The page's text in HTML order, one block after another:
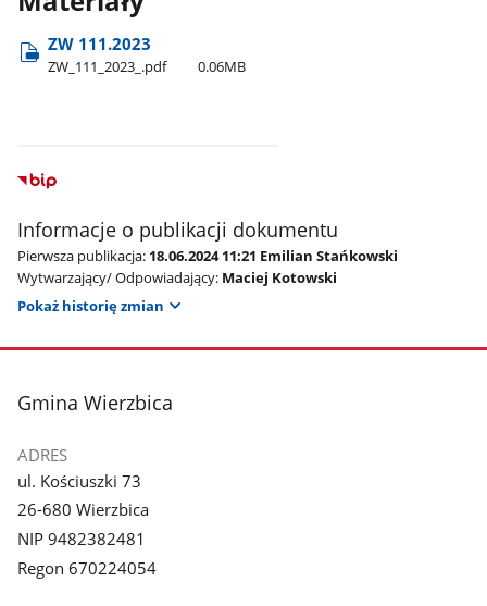
ZW 111.2023
ZW​_111​_2023​_.pdf 0.06MB
Informacje o publikacji dokumentu
Pierwsza publikacja: 18.06.2024 11:21 Emilian Stańkowski
Wytwarzający/ Odpowiadający: Maciej Kotowski
Pokaż historię zmian
stopka
Gmina Wierzbica
ADRES
ul. Kościuszki 73
26-680 Wierzbica
NIP 9482382481
Regon 670224054